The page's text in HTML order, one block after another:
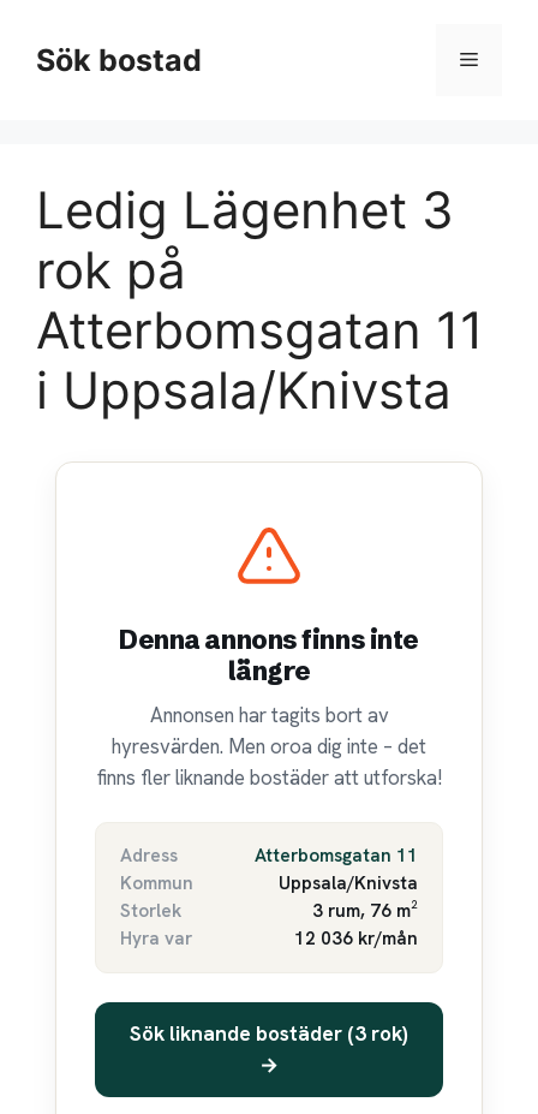
innehållSök bostad Meny
Ledig Lägenhet 3
rok på
Atterbomsgatan 11
i Uppsala/Knivsta
Denna annons finns inte
längre
Annonsen har tagits bort av
hyresvärden. Men oroa dig inte – det
finns fler liknande bostäder att utforska!
Adress
Atterbomsgatan 11
Kommun
Uppsala/Knivsta
Storlek
3 rum, 76 m²
Hyra var
12 036 kr/mån
Sök liknande bostäder (3 rok)
→